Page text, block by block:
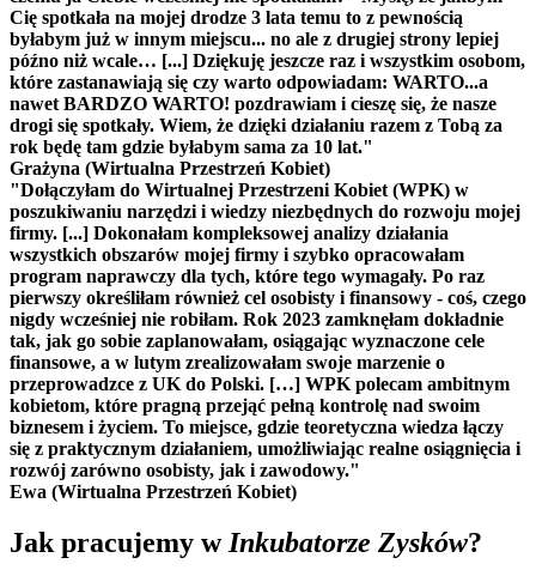
Cię spotkała na mojej drodze 3 lata temu to z pewnością
byłabym już w innym miejscu... no ale z drugiej strony lepiej
późno niż wcale… [...] Dziękuję jeszcze raz i wszystkim osobom,
które zastanawiają się czy warto odpowiadam: WARTO...a
nawet BARDZO WARTO! pozdrawiam i cieszę się, że nasze
drogi się spotkały. Wiem, że dzięki działaniu razem z Tobą za
rok będę tam gdzie byłabym sama za 10 lat."
Grażyna (Wirtualna Przestrzeń Kobiet)
"Dołączyłam do Wirtualnej Przestrzeni Kobiet (WPK) w
poszukiwaniu narzędzi i wiedzy niezbędnych do rozwoju mojej
firmy. [...] Dokonałam kompleksowej analizy działania
wszystkich obszarów mojej firmy i szybko opracowałam
program naprawczy dla tych, które tego wymagały. Po raz
pierwszy określiłam również cel osobisty i finansowy - coś, czego
nigdy wcześniej nie robiłam. Rok 2023 zamknęłam dokładnie
tak, jak go sobie zaplanowałam, osiągając wyznaczone cele
finansowe, a w lutym zrealizowałam swoje marzenie o
przeprowadzce z UK do Polski. […] WPK polecam ambitnym
kobietom, które pragną przejąć pełną kontrolę nad swoim
biznesem i życiem. To miejsce, gdzie teoretyczna wiedza łączy
się z praktycznym działaniem, umożliwiając realne osiągnięcia i
rozwój zarówno osobisty, jak i zawodowy."
Ewa (Wirtualna Przestrzeń Kobiet)
Jak pracujemy w Inkubatorze Zysków?